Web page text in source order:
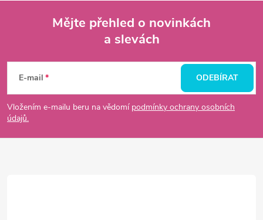
p
a
Mějte přehled o novinkách
a slevách
E-mail
Vložením e-mailu beru na vědomí podmínky ochrany osobních
údajů.
ODEBÍRAT